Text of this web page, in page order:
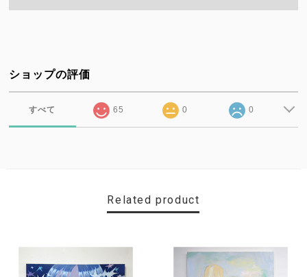
ショップの評価
すべて 65 0 0
Related product